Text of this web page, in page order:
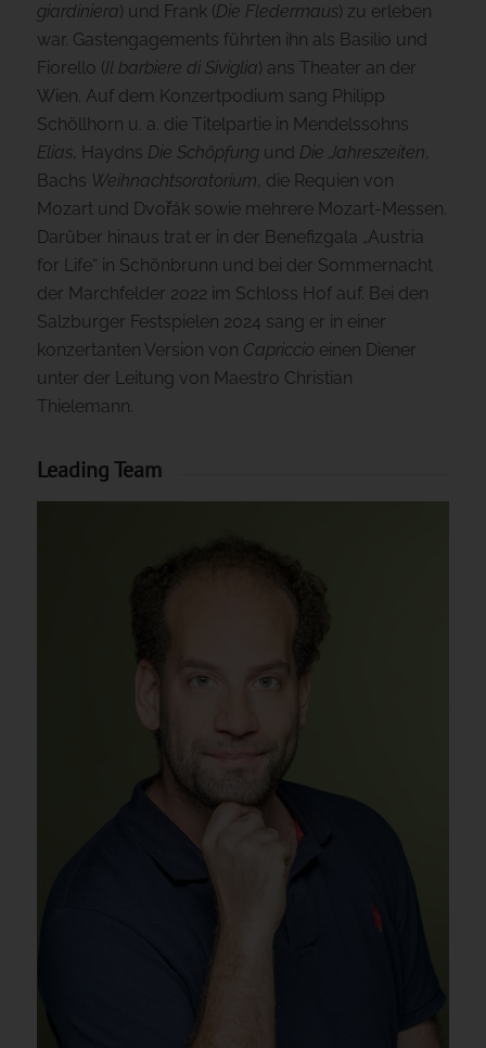
giardiniera) und Frank (Die Fledermaus) zu erleben
war. Gastengagements führten ihn als Basilio und
Fiorello (Il barbiere di Siviglia) ans Theater an der
Wien. Auf dem Konzertpodium sang Philipp
Schöllhorn u. a. die Titelpartie in Mendelssohns
Elias, Haydns Die Schöpfungund Die Jahreszeiten,
Bachs Weihnachtsoratorium, die Requien von
Mozart und Dvořák sowie mehrere Mozart-Messen.
Darüber hinaus trat er in der Benefizgala „Austria
for Life“ in Schönbrunn und bei der Sommernacht
der Marchfelder 2022 im Schloss Hof auf. Bei den
Salzburger Festspielen 2024 sang er in einer
konzertanten Version von Capriccio einen Diener
unter der Leitung von Maestro Christian
Thielemann.
Leading Team